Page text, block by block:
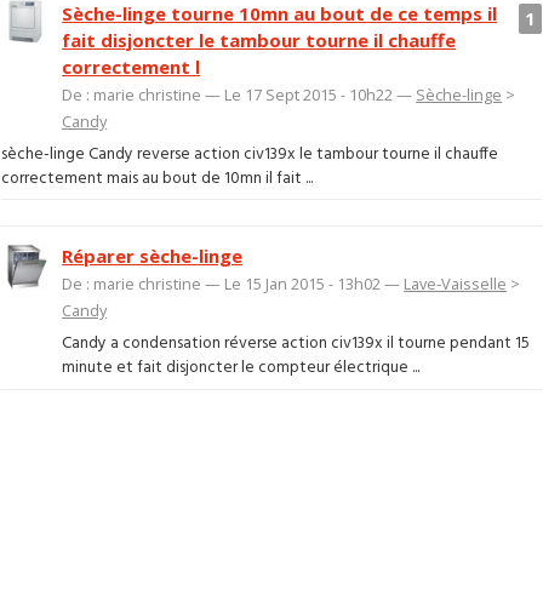
1
Sèche-linge tourne 10mn au bout de ce temps il
fait disjoncter le tambour tourne il chauffe
correctement l
De : marie christine — Le 17 Sept 2015 - 10h22 — Sèche-linge >
Candy
sèche-linge Candy reverse action civ139x le tambour tourne il chauffe
correctement mais au bout de 10mn il fait ...
Réparer sèche-linge
De : marie christine — Le 15 Jan 2015 - 13h02 — Lave-Vaisselle >
Candy
Candy a condensation réverse action civ139x il tourne pendant 15
minute et fait disjoncter le compteur électrique ...